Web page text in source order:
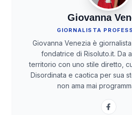
Giovanna
GIORNALISTA
Giovanna Venezia è
fondatrice di Risoluto.it. Da
territorio con uno stile diretto,
Disordinata e caotica per sua
non ama mai